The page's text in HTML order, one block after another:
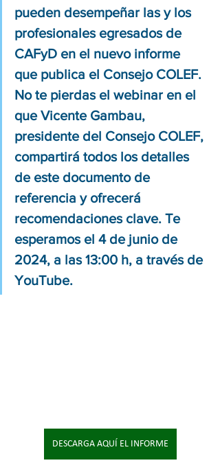
pueden desempeñar las y los
profesionales egresados de
CAFyD en el nuevo informe
que publica el Consejo COLEF.
No te pierdas el webinar en el
que Vicente Gambau,
presidente del Consejo COLEF,
compartirá todos los detalles
de este documento de
referencia y ofrecerá
recomendaciones clave. Te
esperamos el 4 de junio de
2024, a las 13:00 h, a través de
YouTube.
DESCARGA AQUÍ EL INFORME